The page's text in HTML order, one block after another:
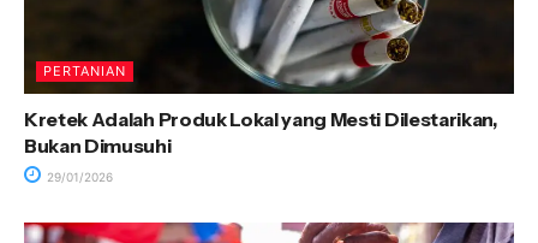
PERTANIAN
Kretek Adalah Produk Lokal yang Mesti Dilestarikan,
Bukan Dimusuhi
29/01/2026